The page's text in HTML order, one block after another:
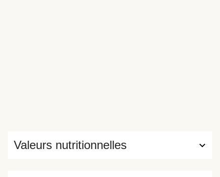
Valeurs nutritionnelles